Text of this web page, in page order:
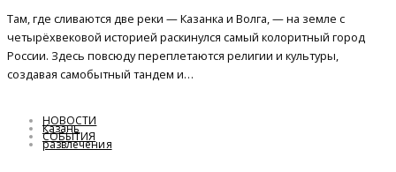
Там, где сливаются две реки — Казанка и Волга, — на земле с
четырёхвековой историей раскинулся самый колоритный город
России. Здесь повсюду переплетаются религии и культуры,
создавая самобытный тандем и…
НОВОСТИ
СОБЫТИЯ
Казань
развлечения